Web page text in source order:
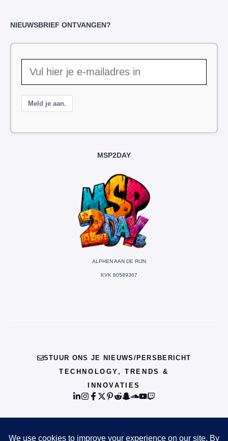
NIEUWSBRIEF ONTVANGEN?
Meld je aan.
MSP2DAY
ALPHEN AAN DE RIJN
KVK 80589367
STUUR ONS JE NIEUWS/PERSBERICHT
TECHNOLOGY, TRENDS &
INNOVATIES